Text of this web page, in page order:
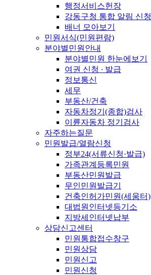
행정서비스헌장
강동구청 통합 알림 신청
배너 모아보기
민원서식(민원편람)
분야별민원안내
분야별민원 한눈에보기
여권 신청 ∙ 발급
정보통신
세무
부동산/건축
자동차정기(종합)검사
이륜자동차 정기검사
자주하는질문
민원발급/열람신청
정부24(서류신청·발급)
가족관계등록민원
부동산민원발급
무인민원발급기
건축인허가민원(세움터)
대법원인터넷등기소
지방세인터넷납부
상담신고센터
민원통합접수창구
민원상담
민원신고
민원신청